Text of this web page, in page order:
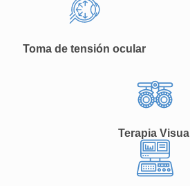
Toma de tensión ocular
Terapia Visual